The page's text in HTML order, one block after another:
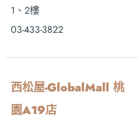
1、2樓
03-433-3822
西松屋-GlobalMall 桃
園A19店